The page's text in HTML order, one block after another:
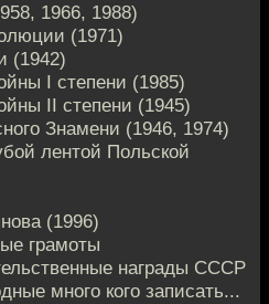
1966, 1988)
(1971)
(1942)
I степени (1985)
II степени (1945)
Знамени (1946, 1974)
лентой Польской
(1996)
грамоты
награды СССР
много кого записать...